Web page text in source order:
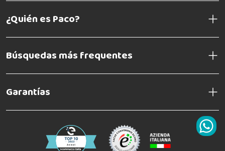
¿Quién es Paco?
Búsquedas más frequentes
Garantías